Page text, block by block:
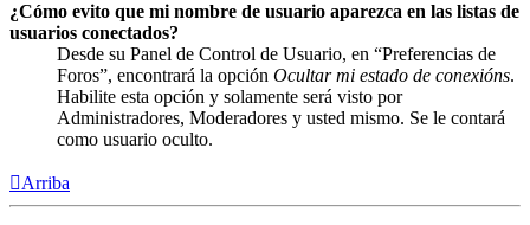
¿Cómo evito que mi nombre de usuario aparezca en las listas de
usuarios conectados?
Desde su Panel de Control de Usuario, en “Preferencias de
Foros”, encontrará la opción Ocultar mi estado de conexións.
Habilite esta opción y solamente será visto por
Administradores, Moderadores y usted mismo. Se le contará
como usuario oculto.
Arriba